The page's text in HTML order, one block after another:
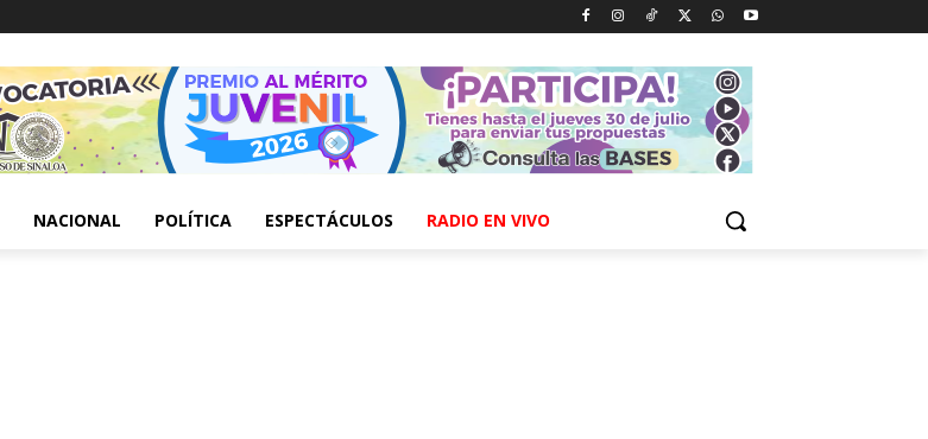
NACIONAL POLÍTICA ESPECTÁCULOS RADIO EN VIVO